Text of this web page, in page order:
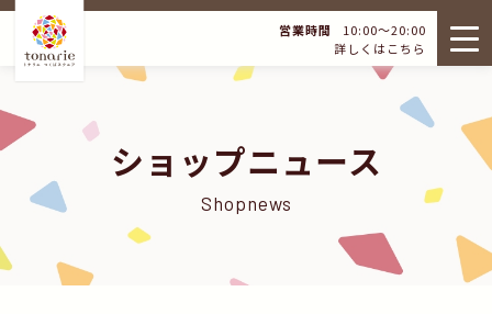
営業時間
10:00～20:00
詳しくはこちら
ショップニュース
Shopnews